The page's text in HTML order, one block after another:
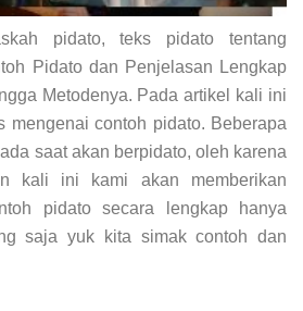
pidato, teks pidato tentang
Pidato dan Penjelasan Lengkap
Metodenya. Pada artikel kali ini
mengenai contoh pidato. Beberapa
saat akan berpidato, oleh karena
kali ini kami akan memberikan
pidato secara lengkap hanya
saja yuk kita simak contoh dan